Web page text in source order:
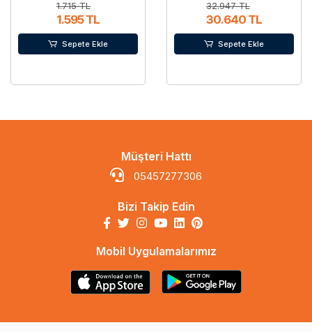
1.715 TL
1.595 TL
Sepete Ekle
32.947 TL
30.640 TL
Sepete Ekle
Müşteri Hattı
05457277306
Bizi Takip Edin
Mobil Uygulamalarımız